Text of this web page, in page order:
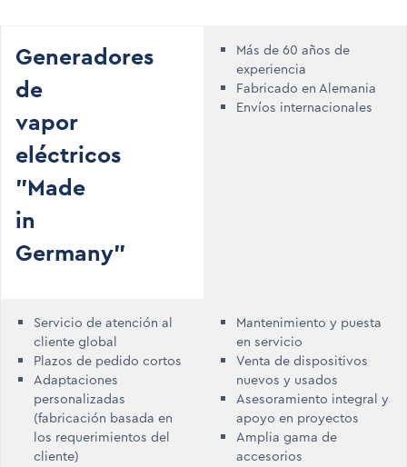
Generadores
de
vapor
eléctricos
"Made
in
Germany"
Más de 60 años de
experiencia
Fabricado en Alemania
Envíos internacionales
Servicio de atención al
cliente global
Plazos de pedido cortos
Adaptaciones
personalizadas
(fabricación basada en
los requerimientos del
cliente)
Mantenimiento y puesta
en servicio
Venta de dispositivos
nuevos y usados
Asesoramiento integral y
apoyo en proyectos
Amplia gama de
accesorios